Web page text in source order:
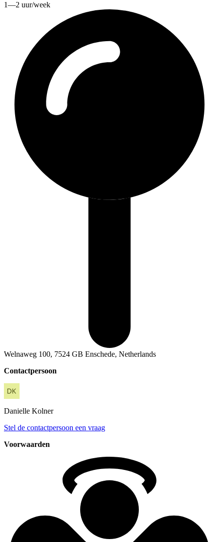
1—2 uur/week
Welnaweg 100, 7524 GB Enschede, Netherlands
Contactpersoon
Danielle Kolner
Stel de contactpersoon een vraag
Voorwaarden